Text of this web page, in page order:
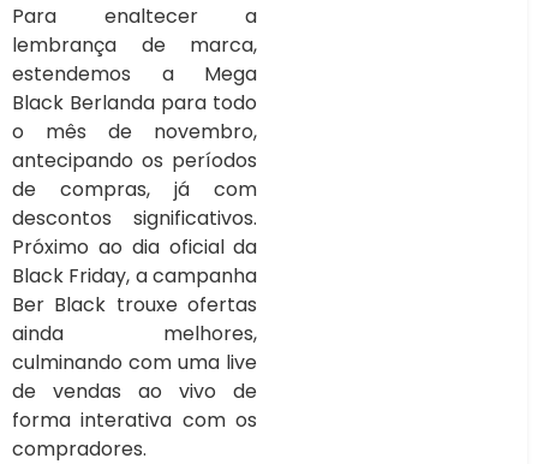
Para enaltecer a
lembrança de marca,
estendemos a Mega
Black Berlanda para todo
o mês de novembro,
antecipando os períodos
de compras, já com
descontos significativos.
Próximo ao dia oficial da
Black Friday, a campanha
Ber Black trouxe ofertas
ainda melhores,
culminando com uma live
de vendas ao vivo de
forma interativa com os
compradores.